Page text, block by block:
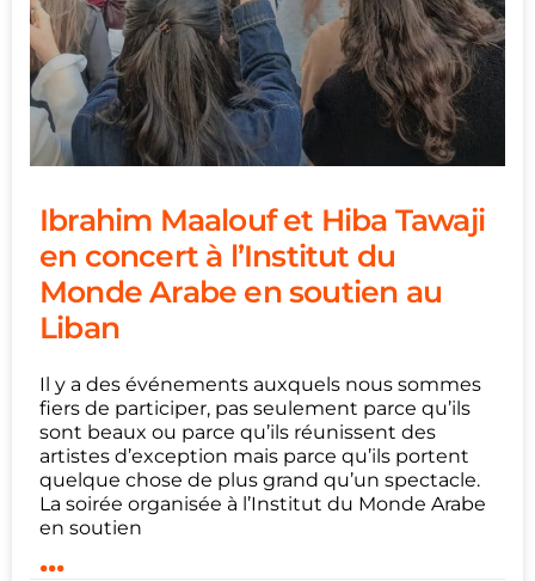
Ibrahim Maalouf et Hiba Tawaji
en concert à l’Institut du
Monde Arabe en soutien au
Liban
Il y a des événements auxquels nous sommes
fiers de participer, pas seulement parce qu’ils
sont beaux ou parce qu’ils réunissent des
artistes d’exception mais parce qu’ils portent
quelque chose de plus grand qu’un spectacle.
La soirée organisée à l’Institut du Monde Arabe
en soutien
...